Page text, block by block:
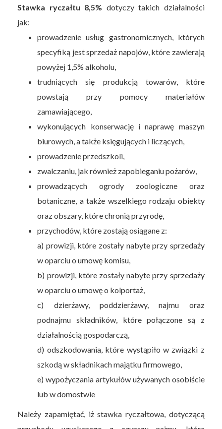
Stawka ryczałtu 8,5% dotyczy takich działalności
jak:
prowadzenie usług gastronomicznych, których
specyfiką jest sprzedaż napojów, które zawierają
powyżej 1,5% alkoholu,
trudniących się produkcją towarów, które
powstają przy pomocy materiałów
zamawiającego,
wykonujących konserwację i naprawę maszyn
biurowych, a także księgujących i liczących,
prowadzenie przedszkoli,
zwalczaniu, jak również zapobieganiu pożarów,
prowadzących ogrody zoologiczne oraz
botaniczne, a także wszelkiego rodzaju obiekty
oraz obszary, które chronią przyrodę,
przychodów, które zostają osiągane z:
a) prowizji, które zostały nabyte przy sprzedaży
w oparciu o umowę komisu,
b) prowizji, które zostały nabyte przy sprzedaży
w oparciu o umowę o kolportaż,
c) dzierżawy, poddzierżawy, najmu oraz
podnajmu składników, które połączone są z
działalnością gospodarczą,
d) odszkodowania, które wystąpiło w związki z
szkodą w składnikach majątku firmowego,
e) wypożyczania artykułów używanych osobiście
lub w domostwie
Należy zapamiętać, iż stawka ryczałtowa, dotyczącą